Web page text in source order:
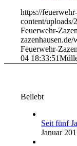
https://
content/
Feuerwehr-
Feuerwehr-
04 18:33:51
Beliebt
Seit fünf
Januar